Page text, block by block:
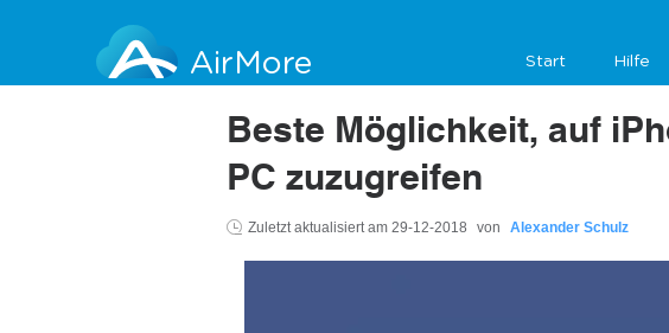
AirMore Start Hilfe
Beste Möglichkeit, auf
PC zuzugreifen
Zuletzt aktualisiert am 29-12-2018 von Alexander Schulz